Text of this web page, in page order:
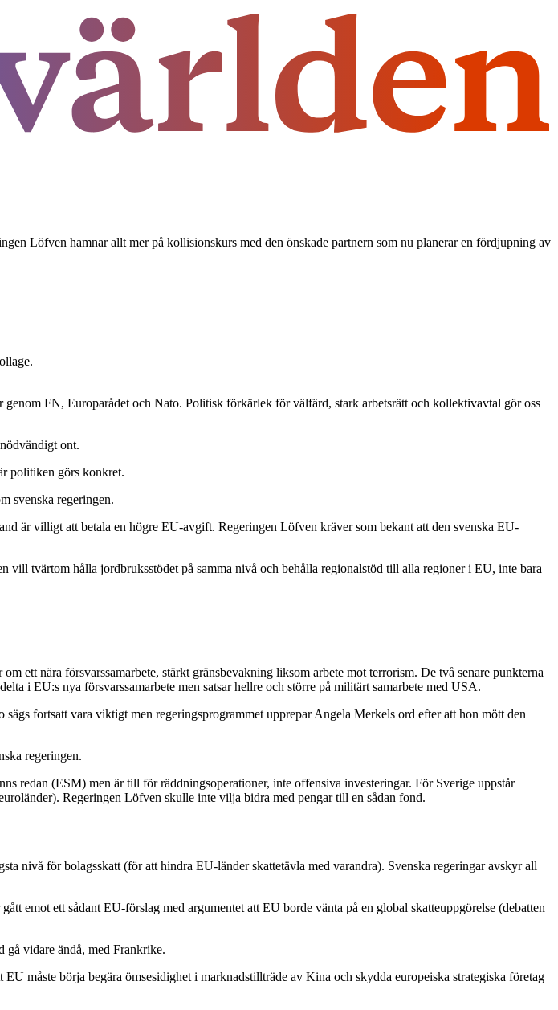
Löfven hamnar allt mer på kollisionskurs med den önskade partnern som nu planerar en fördjupning av
FN, Europarådet och Nato. Politisk förkärlek för välfärd, stark arbetsrätt och kollektivavtal gör oss
ont.
politiken görs konkret.
svenska regeringen.
är villigt att betala en högre EU-avgift. Regeringen Löfven kräver som bekant att den svenska EU-
tvärtom hålla jordbruksstödet på samma nivå och behålla regionalstöd till alla regioner i EU, inte bara
ett nära försvarssamarbete, stärkt gränsbevakning liksom arbete mot terrorism. De två senare punkterna
i EU:s nya försvarssamarbete men satsar hellre och större på militärt samarbete med USA.
fortsatt vara viktigt men regeringsprogrammet upprepar Angela Merkels ord efter att hon mött den
regeringen.
redan (ESM) men är till för räddningsoperationer, inte offensiva investeringar. För Sverige uppstår
Regeringen Löfven skulle inte vilja bidra med pengar till en sådan fond.
nivå för bolagsskatt (för att hindra EU-länder skattetävla med varandra). Svenska regeringar avskyr all
emot ett sådant EU-förslag med argumentet att EU borde vänta på en global skatteuppgörelse (debatten
vidare ändå, med Frankrike.
måste börja begära ömsesidighet i marknadstillträde av Kina och skydda europeiska strategiska företag